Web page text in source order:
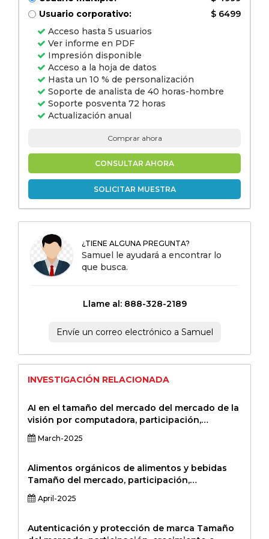
Usuario corporativo:
$ 6499
Acceso hasta 5 usuarios
Ver informe en PDF
Impresión disponible
Acceso a la hoja de datos
Hasta un 10 % de personalización
Soporte de analista de 40 horas-hombre
Soporte posventa 72 horas
Actualización anual
Comprar ahora
CONSULTAR AHORA
SOLICITAR MUESTRA
¿TIENE ALGUNA PREGUNTA?
Samuel le ayudará a encontrar lo
que busca.
Llame al: 888-328-2189
Envíe un correo electrónico a Samuel
INVESTIGACIÓN RELACIONADA
AI en el tamaño del mercado del mercado de la
visión por computadora, participación,
crecimiento e análisis de la industria, por
tecnología (aprendizaje automático,
convolucionales (CNN), aprendizaje de
refuerzo, otros), por aplicación (atención
médica, automotriz, seguridad y vigilancia,
minorista, fabricación, aeroespace y defensa,
consumo, salud, automóvil automotriz,
March-2025
Alimentos orgánicos de alimentos y bebidas
Tamaño del mercado, participación,
crecimiento e análisis de la industria, por tipo
de producto (frutas y verduras orgánicas,
envasados ​​orgánicos, bebidas orgánicas), por
April-2025
Autenticación y protección de marca Tamaño